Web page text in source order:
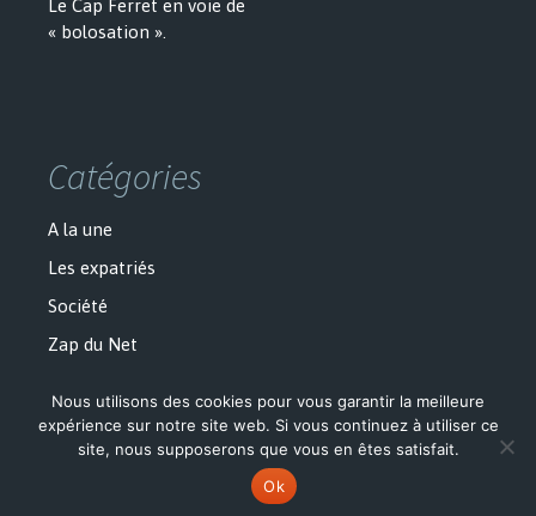
Le Cap Ferret en voie de
« bolosation ».
Catégories
A la une
Les expatriés
Société
Zap du Net
Fièrement propulsé par WordPress
Nous utilisons des cookies pour vous garantir la meilleure
expérience sur notre site web. Si vous continuez à utiliser ce
site, nous supposerons que vous en êtes satisfait.
Ok